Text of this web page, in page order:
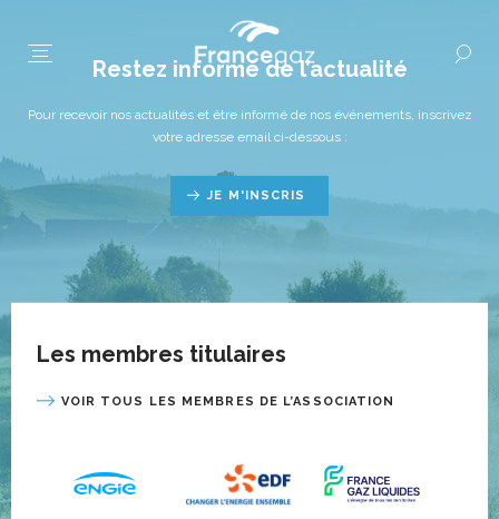
Restez informé de l’actualité
Pour recevoir nos actualités et être informé de nos événements, inscrivez
votre adresse email ci-dessous :
JE M'INSCRIS
Les membres titulaires
VOIR TOUS LES MEMBRES DE L’ASSOCIATION